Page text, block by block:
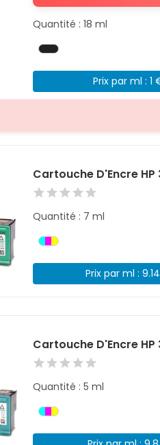
Quantité : 18 ml
Prix par ml : 1
Cartouche D'Encre
Quantité : 7 ml
Prix par ml :
Cartouche D'Encre HP
Quantité : 5 ml